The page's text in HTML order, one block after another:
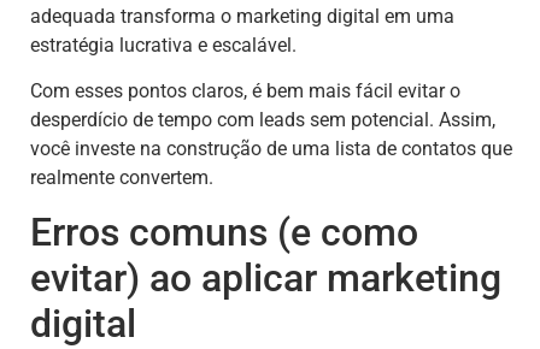
adequada transforma o marketing digital em uma
estratégia lucrativa e escalável.
Com esses pontos claros, é bem mais fácil evitar o
desperdício de tempo com leads sem potencial. Assim,
você investe na construção de uma lista de contatos que
realmente convertem.
Erros comuns (e como
evitar) ao aplicar marketing
digital